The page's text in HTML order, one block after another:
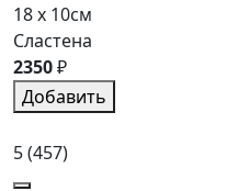
18 x 10см
Сластена
2350₽
Добавить
5(457)